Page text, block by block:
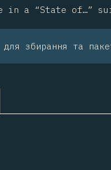
a “State of…”
збирання та